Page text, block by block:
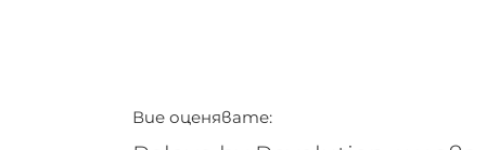
Лилаво
Вие оценявате: